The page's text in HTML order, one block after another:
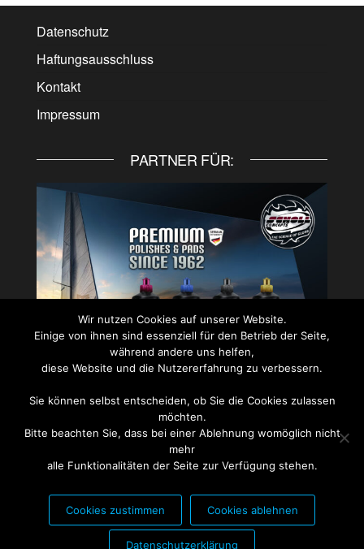
Datenschutz
Haftungsausschluss
Kontakt
Impressum
PARTNER FÜR:
PARTNER FÜR:
Wir nutzen Cookies auf unserer Website.
Einige von ihnen sind essenziell für den Betrieb der Seite,
während andere uns helfen,
diese Website und die Nutzererfahrung zu verbessern.
Sie können selbst entscheiden, ob Sie die Cookies zulassen
möchten.
Bitte beachten Sie, dass bei einer Ablehnung womöglich nicht
mehr
alle Funktionalitäten der Seite zur Verfügung stehen.
Cookies zustimmen Cookies ablehnen
Datenschutzerklärung